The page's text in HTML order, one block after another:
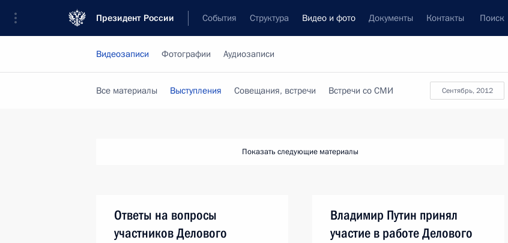
Президент России События Структура Видео и фото Документы Контакты Поиск
Видеозаписи Фотографии Аудиозаписи
сентябрь, 2012
Все материалы Выступления Совещания, встречи Встречи со СМИ
Показать следующие материалы
Ответы на вопросы
участников Делового
Владимир Путин принял
участие в работе Делового